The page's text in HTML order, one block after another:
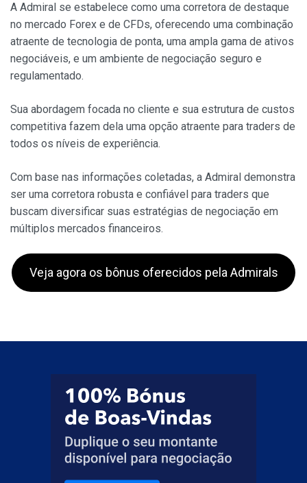
A Admiral se estabelece como uma corretora de destaque
no mercado Forex e de CFDs, oferecendo uma combinação
atraente de tecnologia de ponta, uma ampla gama de ativos
negociáveis, e um ambiente de negociação seguro e
regulamentado.
Sua abordagem focada no cliente e sua estrutura de custos
competitiva fazem dela uma opção atraente para traders de
todos os níveis de experiência.
Com base nas informações coletadas, a Admiral demonstra
ser uma corretora robusta e confiável para traders que
buscam diversificar suas estratégias de negociação em
múltiplos mercados financeiros.
Veja agora os bônus oferecidos pela Admirals